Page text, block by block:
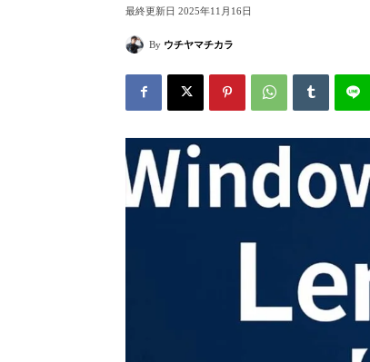
最終更新日 2025年11月16日
By ウチヤマチカラ